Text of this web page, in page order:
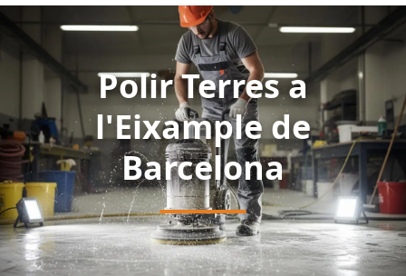
Polir Terres a
l'Eixample de
Barcelona